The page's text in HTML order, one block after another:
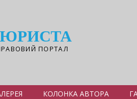
ПОРТАЛ
КОЛОНКА АВТОРА